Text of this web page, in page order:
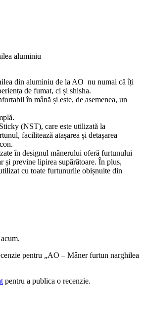
aluminiu
din aluminiu de la AO nu numai că îți
de fumat, ci și shisha.
în mână și este, de asemenea, un
(NST), care este utilizată la
facilitează atașarea și detașarea
în designul mânerului oferă furtunului
și previne lipirea supărătoare. În plus,
cu toate furtunurile obișnuite din
pentru „AO – Mâner furtun narghilea
pentru a publica o recenzie.